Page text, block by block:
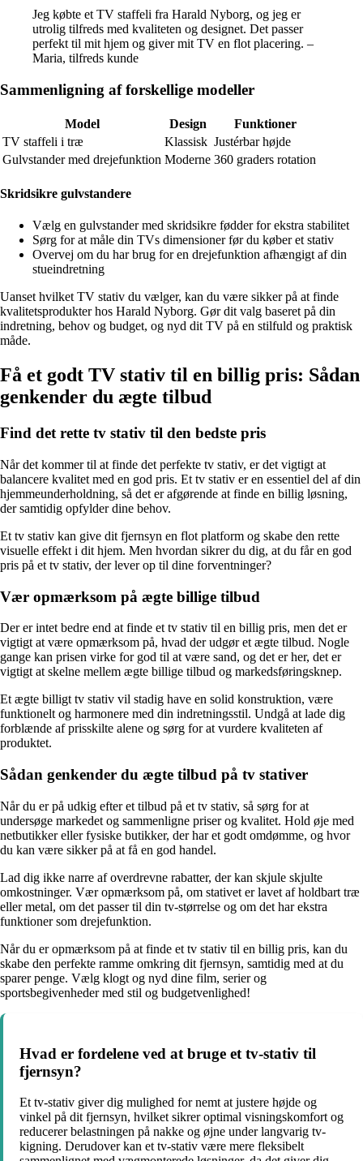
Jeg købte et TV staffeli fra Harald Nyborg, og jeg er
utrolig tilfreds med kvaliteten og designet. Det passer
perfekt til mit hjem og giver mit TV en flot placering. –
Maria, tilfreds kunde
Sammenligning af forskellige modeller
Model Design
Funktioner
TV staffeli i træ
Klassisk Justérbar højde
Gulvstander med drejefunktion Moderne 360 graders rotation
Skridsikre gulvstandere
Vælg en gulvstander med skridsikre fødder for ekstra stabilitet
Sørg for at måle din TVs dimensioner før du køber et stativ
Overvej om du har brug for en drejefunktion afhængigt af din
stueindretning
Uanset hvilket TV stativ du vælger, kan du være sikker på at finde
kvalitetsprodukter hos Harald Nyborg. Gør dit valg baseret på din
indretning, behov og budget, og nyd dit TV på en stilfuld og praktisk
måde.
Få et godt TV stativ til en billig pris: Sådan
genkender du ægte tilbud
Find det rette tv stativ til den bedste pris
Når det kommer til at finde det perfekte tv stativ, er det vigtigt at
balancere kvalitet med en god pris. Et tv stativ er en essentiel del af din
hjemmeunderholdning, så det er afgørende at finde en billig løsning,
der samtidig opfylder dine behov.
Et tv stativ kan give dit fjernsyn en flot platform og skabe den rette
visuelle effekt i dit hjem. Men hvordan sikrer du dig, at du får en god
pris på et tv stativ, der lever op til dine forventninger?
Vær opmærksom på ægte billige tilbud
Der er intet bedre end at finde et tv stativ til en billig pris, men det er
vigtigt at være opmærksom på, hvad der udgør et ægte tilbud. Nogle
gange kan prisen virke for god til at være sand, og det er her, det er
vigtigt at skelne mellem ægte billige tilbud og markedsføringsknep.
Et ægte billigt tv stativ vil stadig have en solid konstruktion, være
funktionelt og harmonere med din indretningsstil. Undgå at lade dig
forblænde af prisskilte alene og sørg for at vurdere kvaliteten af
produktet.
Sådan genkender du ægte tilbud på tv stativer
Når du er på udkig efter et tilbud på et tv stativ, så sørg for at
undersøge markedet og sammenligne priser og kvalitet. Hold øje med
netbutikker eller fysiske butikker, der har et godt omdømme, og hvor
du kan være sikker på at få en god handel.
Lad dig ikke narre af overdrevne rabatter, der kan skjule skjulte
omkostninger. Vær opmærksom på, om stativet er lavet af holdbart træ
eller metal, om det passer til din tv-størrelse og om det har ekstra
funktioner som drejefunktion.
Når du er opmærksom på at finde et tv stativ til en billig pris, kan du
skabe den perfekte ramme omkring dit fjernsyn, samtidig med at du
sparer penge. Vælg klogt og nyd dine film, serier og
sportsbegivenheder med stil og budgetvenlighed!
Hvad er fordelene ved at bruge et tv-stativ til
fjernsyn?
Et tv-stativ giver dig mulighed for nemt at justere højde og
vinkel på dit fjernsyn, hvilket sikrer optimal visningskomfort og
reducerer belastningen på nakke og øjne under langvarig tv-
kigning. Derudover kan et tv-stativ være mere fleksibelt